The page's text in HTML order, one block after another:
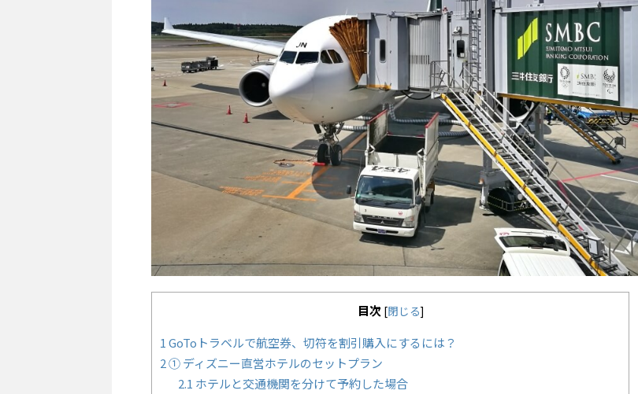
目次 [閉じる]
1 GoToトラベルで航空券、切符を割引購入にするには？
2① ディズニー直営ホテルのセットプラン
2.1 ホテルと交通機関を分けて予約した場合